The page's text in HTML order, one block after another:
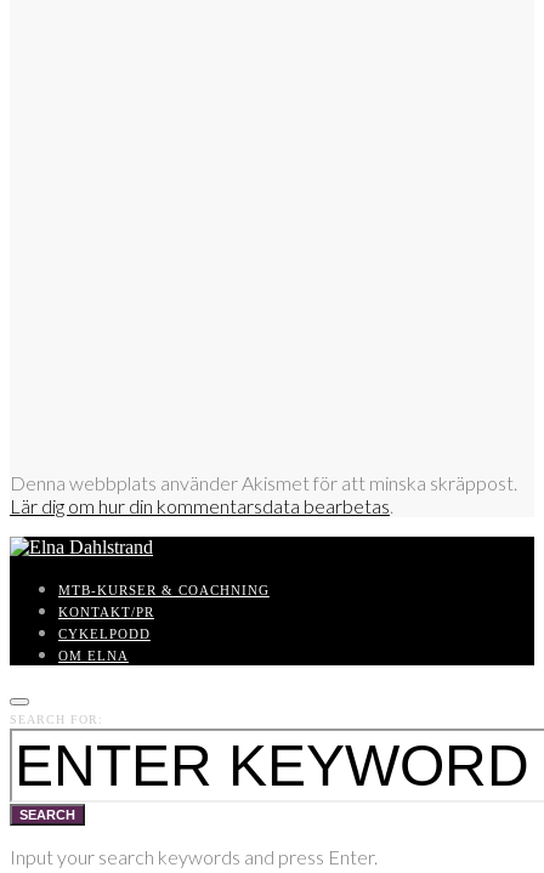
Denna webbplats använder Akismet för att minska skräppost.
Lär dig om hur din kommentarsdata bearbetas.
MTB-KURSER & COACHNING
KONTAKT/PR
CYKELPODD
OM ELNA
SEARCH FOR:
SEARCH
Input your search keywords and press Enter.